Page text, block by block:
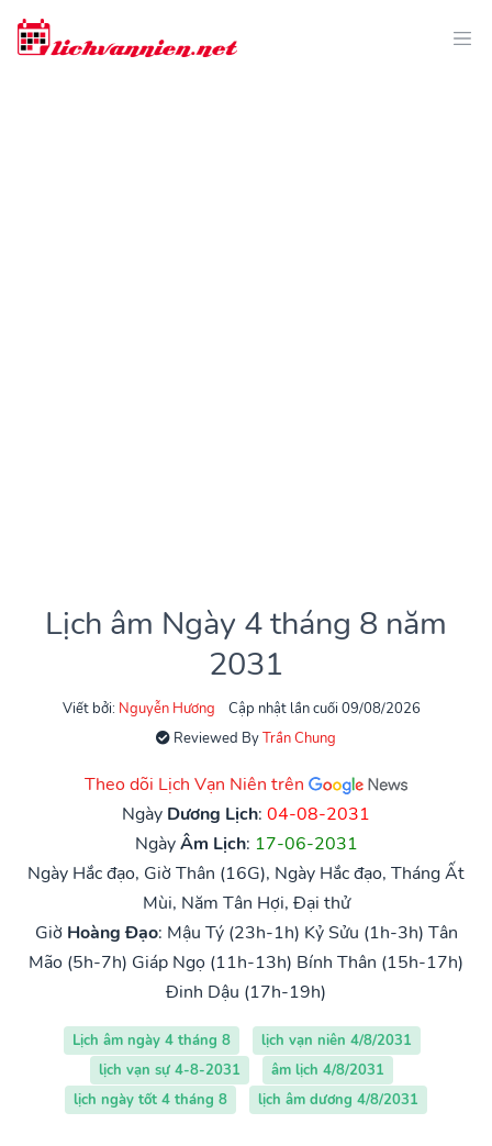
Lịch âm Ngày 4 tháng 8 năm
2031
Viết bởi: Nguyễn Hương
Cập nhật lần cuối 09/08/2026
Reviewed ByTrần Chung
Theo dõi Lịch Vạn Niên trên
Ngày Dương Lịch: 04-08-2031
NgàyÂm Lịch: 17-06-2031
Ngày Hắc đạo, Giờ Thân (16G), Ngày Hắc đạo, Tháng Ất
Mùi, Năm Tân Hợi, Đại thử
Giờ Hoàng Đạo: Mậu Tý (23h-1h) Kỷ Sửu (1h-3h) Tân
Mão (5h-7h) Giáp Ngọ (11h-13h) Bính Thân (15h-17h)
Đinh Dậu (17h-19h)
Lịch âm ngày 4 tháng 8
lịch vạn niên 4/8/2031
lịch vạn sự 4-8-2031
âm lịch 4/8/2031
lịch ngày tốt 4 tháng 8
lịch âm dương 4/8/2031